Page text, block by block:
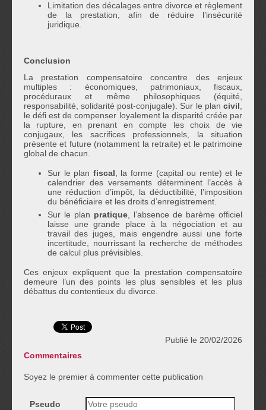
Limitation des décalages entre divorce et règlement
de la prestation, afin de réduire l’insécurité
juridique.
Conclusion
La prestation compensatoire concentre des enjeux
multiples : économiques, patrimoniaux, fiscaux,
procéduraux et même philosophiques (équité,
responsabilité, solidarité post‑conjugale). Sur le plan civil,
le défi est de compenser loyalement la disparité créée par
la rupture, en prenant en compte les choix de vie
conjugaux, les sacrifices professionnels, la situation
présente et future (notamment la retraite) et le patrimoine
global de chacun.
Sur le plan fiscal, la forme (capital ou rente) et le
calendrier des versements déterminent l’accès à
une réduction d’impôt, la déductibilité, l’imposition
du bénéficiaire et les droits d’enregistrement.
Sur le plan pratique, l’absence de barème officiel
laisse une grande place à la négociation et au
travail des juges, mais engendre aussi une forte
incertitude, nourrissant la recherche de méthodes
de calcul plus prévisibles.
Ces enjeux expliquent que la prestation compensatoire
demeure l’un des points les plus sensibles et les plus
débattus du contentieux du divorce.
Publié le 20/02/2026
Commentaires
Soyez le premier à commenter cette publication
Pseudo